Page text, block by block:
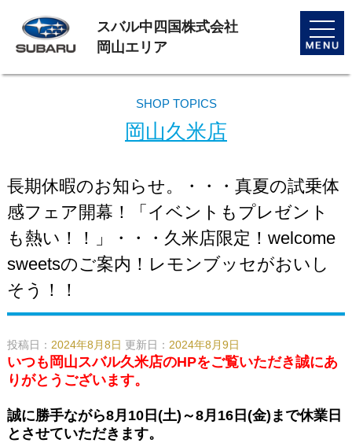
toggle
スバル中四国株式会社
岡山エリア
SHOP TOPICS
岡山久米店
長期休暇のお知らせ。・・・真夏の試乗体
感フェア開幕！「イベントもプレゼント
も熱い！！」・・・久米店限定！welcome
sweetsのご案内！レモンブッセがおいし
そう！！
投稿日： 2024年8月8日 更新日： 2024年8月9日
いつも岡山スバル久米店のHPをご覧いただき誠にあ
りがとうございます。
誠に勝手ながら8月10日(土)～8月16日(金)まで休業日
とさせていただきます。